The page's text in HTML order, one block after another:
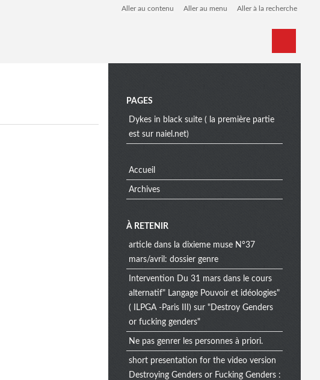
Aller au contenu Aller au menu Aller à la recherche
M
e
n
u
PAGES
Dykes in black suite ( la première partie
est sur naiel.net)
Accueil
Archives
À RETENIR
article dans la dixieme muse N°37
mars/avril: dossier genre
Intervention Du 31 mars dans le cours
alternatif" Langage Pouvoir et idéologies"
( ILPGA -Paris III) sur "Destroy Genders
or fucking genders"
Ne pas genrer les personnes à priori.
short presentation for the video version
Destroying Genders or Fucking Genders :